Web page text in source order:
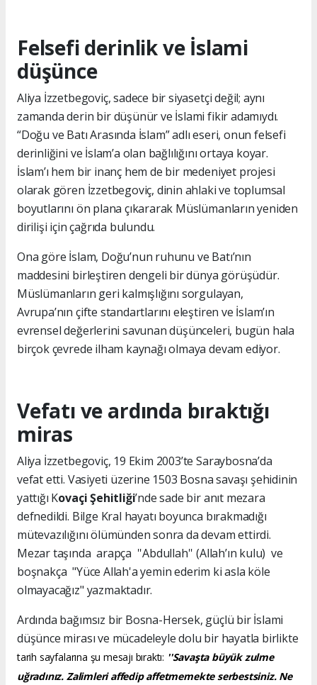
Felsefi derinlik ve İslami
düşünce
Aliya İzzetbegoviç, sadece bir siyasetçi değil; aynı
zamanda derin bir düşünür ve İslami fikir adamıydı.
“Doğu ve Batı Arasında İslam” adlı eseri, onun felsefi
derinliğini ve İslam’a olan bağlılığını ortaya koyar.
İslam’ı hem bir inanç hem de bir medeniyet projesi
olarak gören İzzetbegoviç, dinin ahlaki ve toplumsal
boyutlarını ön plana çıkararak Müslümanların yeniden
dirilişi için çağrıda bulundu.
Ona göre İslam, Doğu’nun ruhunu ve Batı’nın
maddesini birleştiren dengeli bir dünya görüşüdür.
Müslümanların geri kalmışlığını sorgulayan,
Avrupa’nın çifte standartlarını eleştiren ve İslam’ın
evrensel değerlerini savunan düşünceleri, bugün hala
birçok çevrede ilham kaynağı olmaya devam ediyor.
Vefatı ve ardında bıraktığı
miras
Aliya İzzetbegoviç, 19 Ekim 2003’te Saraybosna’da
vefat etti. Vasiyeti üzerine 1503 Bosna savaşı şehidinin
yattığı Kovaçi Şehitliği’nde sade bir anıt mezara
defnedildi. Bilge Kral hayatı boyunca bırakmadığı
mütevazılığını ölümünden sonra da devam ettirdi.
Mezar taşında arapça ''Abdullah'' (Allah’ın kulu) ve
boşnakça "Yüce Allah'a yemin ederim ki asla köle
olmayacağız" yazmaktadır.
Ardında bağımsız bir Bosna-Hersek, güçlü bir İslami
düşünce mirası ve mücadeleyle dolu bir hayatla birlikte
tarih sayfalarına şu mesajı bıraktı: ''Savaşta büyük zulme
uğradınız. Zalimleri affedip affetmemekte serbestsiniz. Ne